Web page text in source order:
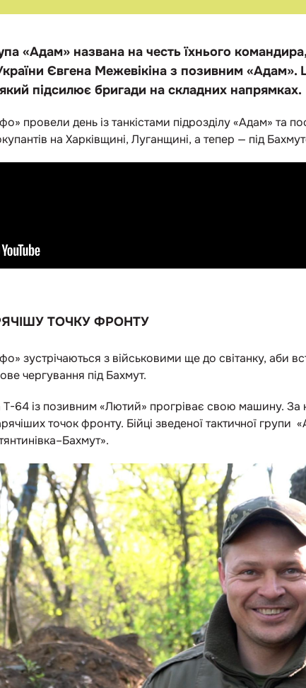
«Адам» названа на честь їхнього
Євгена Межевікіна з позивним «Адам».
підсилює бригади на складних напрямках.
провели день із танкістами підрозділу «Адам» та
на Харківщині, Луганщині, а тепер — під
ТОЧКУ ФРОНТУ
зустрічаються з військовими ще до світанку, аби
чергування під Бахмут.
64 із позивним «Лютий» прогріває свою машину. За
точок фронту. Бійці зведеної тактичної групи